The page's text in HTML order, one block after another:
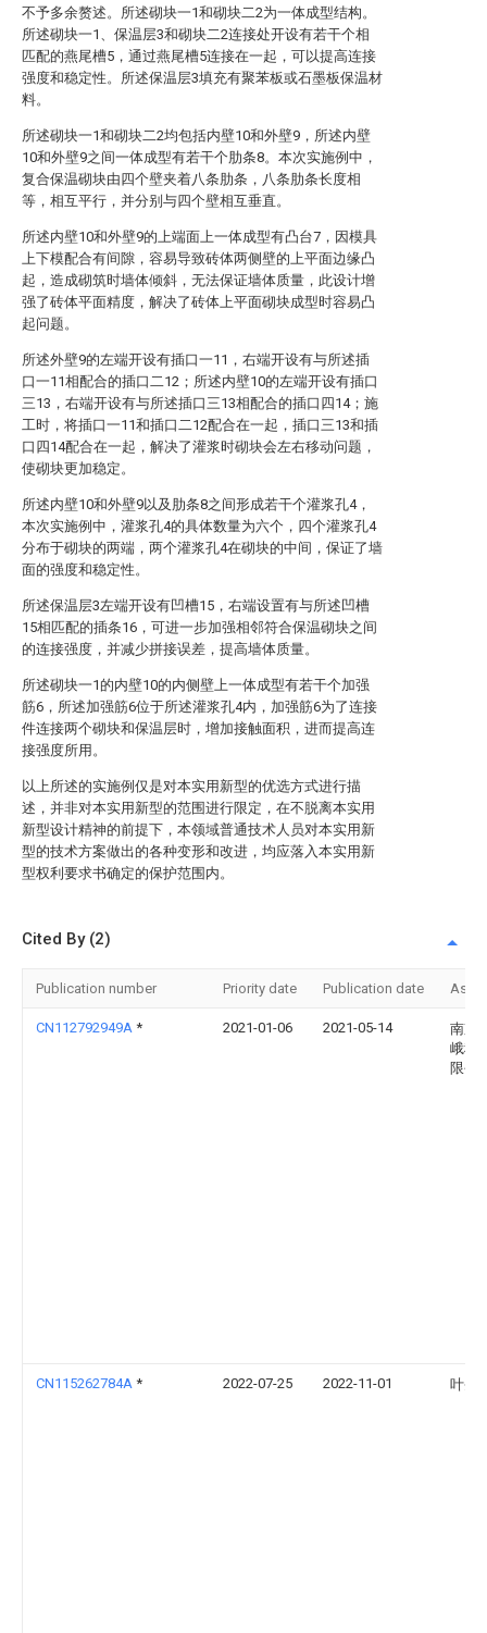
不予多余赘述。所述砌块一1和砌块二2为一体成型结构。
所述砌块一1、保温层3和砌块二2连接处开设有若干个相
匹配的燕尾槽5，通过燕尾槽5连接在一起，可以提高连接
强度和稳定性。所述保温层3填充有聚苯板或石墨板保温材
料。
所述砌块一1和砌块二2均包括内壁10和外壁9，所述内壁
10和外壁9之间一体成型有若干个肋条8。本次实施例中，
复合保温砌块由四个壁夹着八条肋条，八条肋条长度相
等，相互平行，并分别与四个壁相互垂直。
所述内壁10和外壁9的上端面上一体成型有凸台7，因模具
上下模配合有间隙，容易导致砖体两侧壁的上平面边缘凸
起，造成砌筑时墙体倾斜，无法保证墙体质量，此设计增
强了砖体平面精度，解决了砖体上平面砌块成型时容易凸
起问题。
所述外壁9的左端开设有插口一11，右端开设有与所述插
口一11相配合的插口二12；所述内壁10的左端开设有插口
三13，右端开设有与所述插口三13相配合的插口四14；施
工时，将插口一11和插口二12配合在一起，插口三13和插
口四14配合在一起，解决了灌浆时砌块会左右移动问题，
使砌块更加稳定。
所述内壁10和外壁9以及肋条8之间形成若干个灌浆孔4，
本次实施例中，灌浆孔4的具体数量为六个，四个灌浆孔4
分布于砌块的两端，两个灌浆孔4在砌块的中间，保证了墙
面的强度和稳定性。
所述保温层3左端开设有凹槽15，右端设置有与所述凹槽
15相匹配的插条16，可进一步加强相邻符合保温砌块之间
的连接强度，并减少拼接误差，提高墙体质量。
所述砌块一1的内壁10的内侧壁上一体成型有若干个加强
筋6，所述加强筋6位于所述灌浆孔4内，加强筋6为了连接
件连接两个砌块和保温层时，增加接触面积，进而提高连
接强度所用。
以上所述的实施例仅是对本实用新型的优选方式进行描
述，并非对本实用新型的范围进行限定，在不脱离本实用
新型设计精神的前提下，本领域普通技术人员对本实用新
型的技术方案做出的各种变形和改进，均应落入本实用新
型权利要求书确定的保护范围内。
Cited By (2)
Publication number Priority date Publication date
CN112792949A * 2021-01-06 2021-05-14
南京
峨科
限公
CN115262784A * 2022-07-25 2022-11-01 叶圣